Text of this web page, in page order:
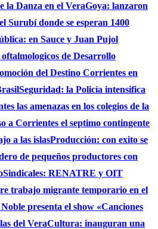
la Danza en el VeraGoya: lanzaron
Surubí donde se esperan 1400
en Sauce y Juan Pujol
de Desarrollo
del Destino Corrientes en
Seguridad: la Policía intensifica
las amenazas en los colegios de la
a Corrientes el septimo contingente
a las islasProducción: con exito se
de pequeños productores con
Sindicales: RENATRE y OIT
trabajo migrante temporario en el
presenta el show «Canciones
del VeraCultura: inauguran una